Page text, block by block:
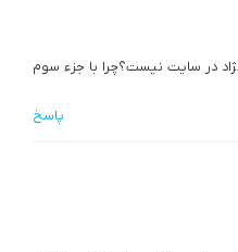
در سایت نیست؟چرا با جزء سوم
پاسخ